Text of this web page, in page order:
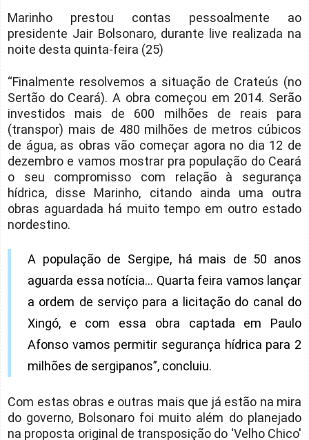
Marinho prestou contas pessoalmente ao
presidente Jair Bolsonaro, durante live realizada na
noite desta quinta-feira (25)
“Finalmente resolvemos a situação de Crateús (no
Sertão do Ceará). A obra começou em 2014. Serão
investidos mais de 600 milhões de reais para
(transpor) mais de 480 milhões de metros cúbicos
de água, as obras vão começar agora no dia 12 de
dezembro e vamos mostrar pra população do Ceará
o seu compromisso com relação à segurança
hídrica, disse Marinho, citando ainda uma outra
obras aguardada há muito tempo em outro estado
nordestino.
A população de Sergipe, há mais de 50 anos
aguarda essa notícia… Quarta feira vamos lançar
a ordem de serviço para a licitação do canal do
Xingó, e com essa obra captada em Paulo
Afonso vamos permitir segurança hídrica para 2
milhões de sergipanos”, concluiu.
Com estas obras e outras mais que já estão na mira
do governo, Bolsonaro foi muito além do planejado
na proposta original de transposição do 'Velho Chico'